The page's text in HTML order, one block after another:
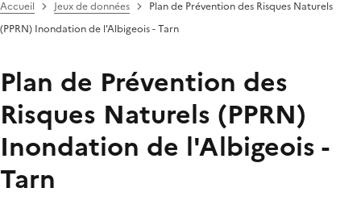
Accueil Jeux de données
Plan de Prévention des Risques Naturels
(PPRN) Inondation de l'Albigeois - Tarn
Plan de Prévention des
Risques Naturels (PPRN)
Inondation de l'Albigeois -
Tarn